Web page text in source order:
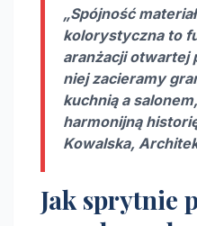
„Spójność
kolorystyczna to
aranżacji otwartej
niej zacieramy
kuchnią a
harmonijną
Kowalska,
Jak sprytnie